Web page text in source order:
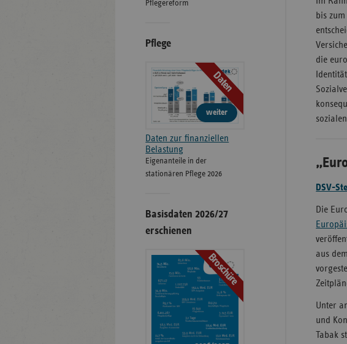
bis
die
DSV-
Die
aus
Unter
und
Tabak
Pflegereform
Pflege
Daten
weiter
Daten zur finanziellen
Belastung
Eigenanteile in der
stationären Pflege 2026
Basisdaten 2026/27
erschienen
Broschüre